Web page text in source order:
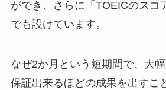
ができ、さらに「TOEICのスコ
でも設けています。
なぜ2か月という短期間で、大
保証出来るほどの成果を出すこ